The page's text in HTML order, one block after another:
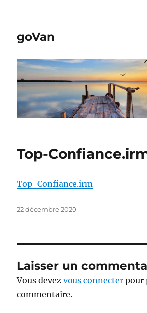
goVan
Top-
Top-Confiance.irm
Publié
22 décembre 2020
Laisser un
Vous devezvous connecter pour
commentaire.